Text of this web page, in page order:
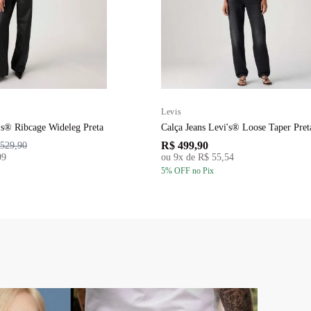
Ribcage Wideleg Preta
Levis
Calça Jeans Levi's® Loose Taper
R$ 499,90
ou 9x de R$ 55,54
5% OFF no Pix